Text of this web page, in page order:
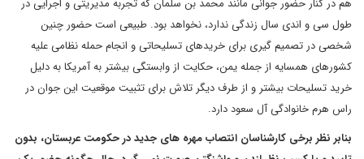
هم در کنار حضور جوانی مانند محمد بن سلمان که تجربه مدیریتی و اجرایی در
طول سی و اندی سال زندگی ندارد، نخواهد بود. طبیعی است حضور چنین
شخصی در تصمیم گیری برای خریدهای تسلیحاتی و انجام حمله نظامی علیه
کشورهای همسایه از جمله یمن، حکایت از وابستگی بیشتر به آمریکا به دلیل
خرید تسلیحات بیشتر و از طرف دیگر تلاش برای تثبیت موقعیت این جوان در
راس هرم خانوادگی آل سعود دارد.
بنابر نظر برخی کارشناسان انتصاب مهره های جدید در حکومت عربستان، بدون